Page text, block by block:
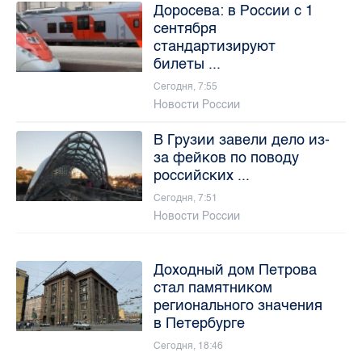
Доросева: в России с 1
сентября
стандартизируют
билеты ...
Сегодня, 7:55
Новости России
В Грузии завели дело из-
за фейков по поводу
российских ...
Сегодня, 7:51
Новости России
Доходный дом Петрова
стал памятником
регионального значения
в Петербурге
Сегодня, 18:46